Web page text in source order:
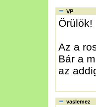
VP
Örülök!
Az a
Bár a
az
vaslemez